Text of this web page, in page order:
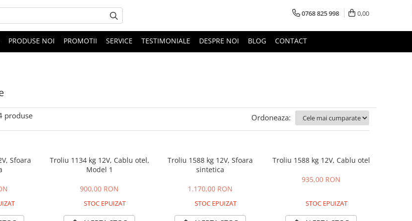
0768 825 998 0,00
PRODUSE NOI PROMOTII SERVICE TESTIMONIALE DESPRE NOI BLOG CONTACT
produse Ordoneaza:
Sfoara
Troliu 1134 kg 12V, Cablu otel,
Model 1
900,00 RON
STOC EPUIZAT
Troliu 1588 kg 12V, Sfoara
sintetica
1.170,00 RON
STOC EPUIZAT
Troliu 1588 kg 12V, Cablu otel
935,00 RON
STOC EPUIZAT